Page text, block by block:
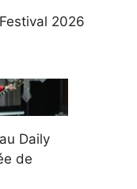
2026
Daily
de